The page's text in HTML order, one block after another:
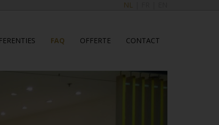
NL
FAQ OFFERTE CONTACT